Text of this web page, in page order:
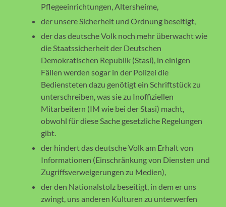
Pflegeeinrichtungen, Altersheime,
der unsere Sicherheit und Ordnung beseitigt,
der das deutsche Volk noch mehr überwacht wie
die Staatssicherheit der Deutschen
Demokratischen Republik (Stasi), in einigen
Fällen werden sogar in der Polizei die
Bediensteten dazu genötigt ein Schriftstück zu
unterschreiben, was sie zu Inoffiziellen
Mitarbeitern (IM wie bei der Stasi) macht,
obwohl für diese Sache gesetzliche Regelungen
gibt.
der hindert das deutsche Volk am Erhalt von
Informationen (Einschränkung von Diensten und
Zugriffsverweigerungen zu Medien),
der den Nationalstolz beseitigt, in dem er uns
zwingt, uns anderen Kulturen zu unterwerfen